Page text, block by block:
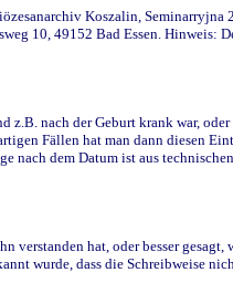
Koszalin,
10, 49152 Bad Essen. Hinweis:
nach der Geburt krank war,
Fällen hat man dann diesen
dem Datum ist aus
hat, oder besser gesagt,
wurde, dass die Schreibweise